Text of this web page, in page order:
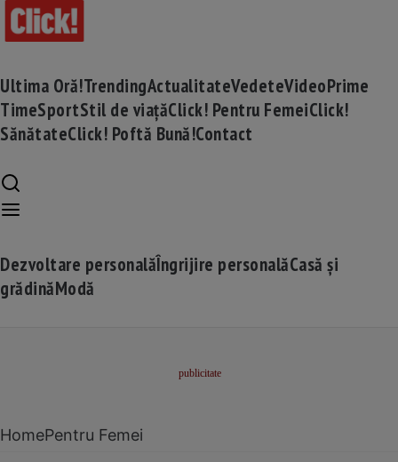
Ultima Oră!TrendingActualitateVedeteVideoPrime
TimeSportStil de viațăClick! Pentru FemeiClick!
SănătateClick! Poftă Bună!Contact
Dezvoltare personalăÎngrijire personalăCasă și
grădinăModă
HomePentru Femei